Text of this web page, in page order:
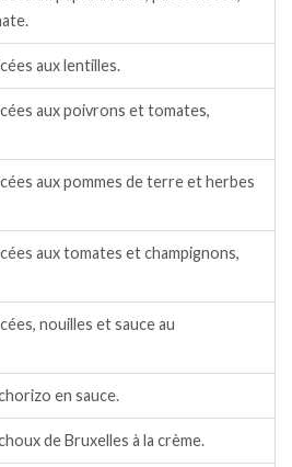
aux lentilles.
aux poivrons et tomates,
aux pommes de terre et herbes
aux tomates et champignons,
nouilles et sauce au
en sauce.
de Bruxelles à la crème.